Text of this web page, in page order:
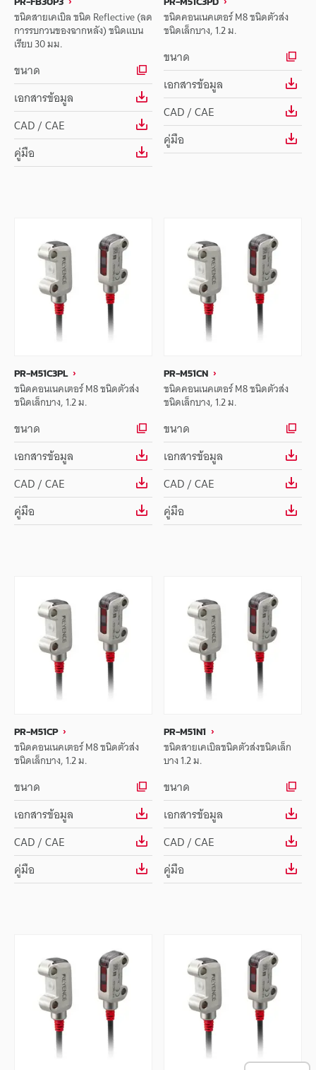
ชนิดสายเคเบิล ชนิด Reflective (ลด
การรบกวนของฉากหลัง) ชนิดแบน
เรียบ 30 มม.
ขนาด
เอกสารข้อมูล
CAD / CAE
คู่มือ
ชนิดคอนเนคเตอร์ M8 ชนิดตัวส่ง
ชนิดเล็กบาง, 1.2 ม.
ขนาด
เอกสารข้อมูล
CAD / CAE
คู่มือ
PR-M51C3PL
ชนิดคอนเนคเตอร์ M8 ชนิดตัวส่ง
ชนิดเล็กบาง, 1.2 ม.
ขนาด
เอกสารข้อมูล
CAD / CAE
คู่มือ
PR-M51CN
ชนิดคอนเนคเตอร์ M8 ชนิดตัวส่ง
ชนิดเล็กบาง, 1.2 ม.
ขนาด
เอกสารข้อมูล
CAD / CAE
คู่มือ
PR-M51CP
ชนิดคอนเนคเตอร์ M8 ชนิดตัวส่ง
ชนิดเล็กบาง, 1.2 ม.
ขนาด
เอกสารข้อมูล
CAD / CAE
คู่มือ
PR-M51N1
ชนิดสายเคเบิลชนิดตัวส่งชนิดเล็ก
บาง 1.2 ม.
ขนาด
เอกสารข้อมูล
CAD / CAE
คู่มือ